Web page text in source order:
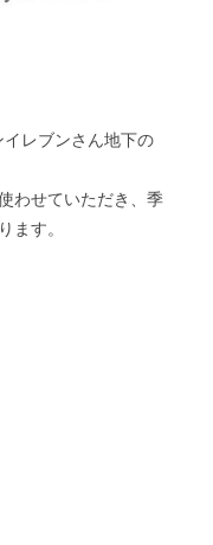
レブンさん地下の
わせていただき、季
ます。